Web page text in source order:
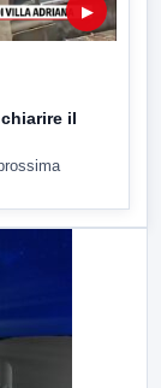
▶
il